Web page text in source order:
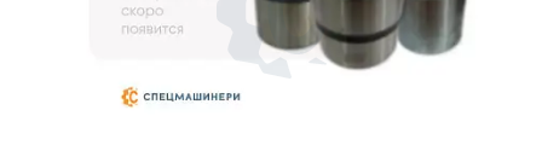
sksale@skdst.ru